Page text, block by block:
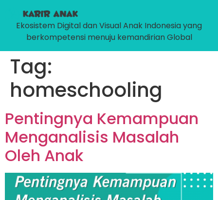
Ekosistem Digital dan Visual Anak Indonesia yang
berkompetensi menuju kemandirian Global
Tag:
homeschooling
Pentingnya Kemampuan
Menganalisis Masalah
Oleh Anak